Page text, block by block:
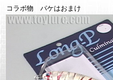
コラボ物 パケはおまけ